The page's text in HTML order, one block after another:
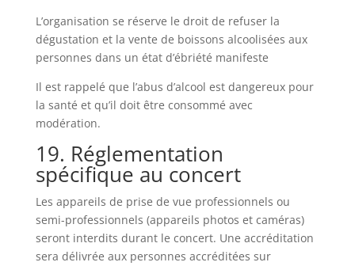
L’organisation se réserve le droit de refuser la
dégustation et la vente de boissons alcoolisées aux
personnes dans un état d’ébriété manifeste
Il est rappelé que l’abus d’alcool est dangereux pour
la santé et qu’il doit être consommé avec
modération.
19. Réglementation
spécifique au concert
Les appareils de prise de vue professionnels ou
semi-professionnels (appareils photos et caméras)
seront interdits durant le concert. Une accréditation
sera délivrée aux personnes accréditées sur